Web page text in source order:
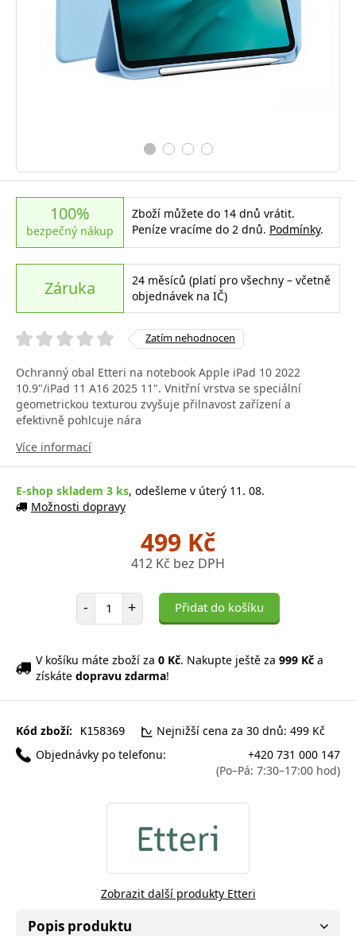
100%
bezpečný nákup
Zboží můžete do 14 dnů vrátit.
Peníze vracíme do 2 dnů. Podmínky.
Záruka
24 měsíců (platí pro všechny – včetně
objednávek na IČ)
Zatím nehodnocen
Ochranný obal Etteri na notebook Apple iPad 10 2022
10.9"/iPad 11 A16 2025 11". Vnitřní vrstva se speciální
geometrickou texturou zvyšuje přilnavost zařízení a
efektivně pohlcuje nára
Více informací
E-shop skladem 3 ks, odešleme v úterý 11. 08.
Možnosti dopravy
499 Kč
412 Kč bez DPH
- Počet položek
+ Přidat do košíku
V košíku máte zboží za 0 Kč. Nakupte ještě za 999 Kč a
získáte dopravu zdarma!
Kód zboží: K158369
Nejnižší cena za 30 dnů: 499 Kč
Objednávky po telefonu:
+420 731 000 147
(Po–Pá: 7:30–17:00 hod)
Zobrazit další produkty Etteri
Popis produktu